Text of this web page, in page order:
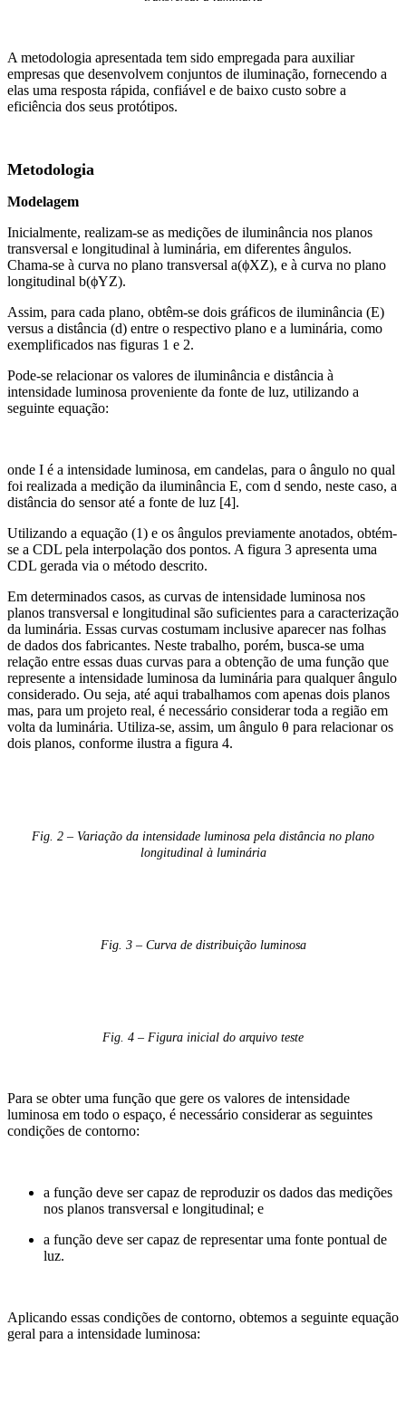
A metodologia apresentada tem sido empregada para auxiliar
empresas que desenvolvem conjuntos de iluminação, fornecendo a
elas uma resposta rápida, confiável e de baixo custo sobre a
eficiência dos seus protótipos.
Metodologia
Modelagem
Inicialmente, realizam-se as medições de iluminância nos planos
transversal e longitudinal à luminária, em diferentes ângulos.
Chama-se à curva no plano transversal a(ϕXZ), e à curva no plano
longitudinal b(ϕYZ).
Assim, para cada plano, obtêm-se dois gráficos de iluminância (E)
versus a distância (d) entre o respectivo plano e a luminária, como
exemplificados nas figuras 1 e 2.
Pode-se relacionar os valores de iluminância e distância à
intensidade luminosa proveniente da fonte de luz, utilizando a
seguinte equação:
onde I é a intensidade luminosa, em candelas, para o ângulo no qual
foi realizada a medição da iluminância E, com d sendo, neste caso, a
distância do sensor até a fonte de luz [4].
Utilizando a equação (1) e os ângulos previamente anotados, obtém-
se a CDL pela interpolação dos pontos. A figura 3 apresenta uma
CDL gerada via o método descrito.
Em determinados casos, as curvas de intensidade luminosa nos
planos transversal e longitudinal são suficientes para a caracterização
da luminária. Essas curvas costumam inclusive aparecer nas folhas
de dados dos fabricantes. Neste trabalho, porém, busca-se uma
relação entre essas duas curvas para a obtenção de uma função que
represente a intensidade luminosa da luminária para qualquer ângulo
considerado. Ou seja, até aqui trabalhamos com apenas dois planos
mas, para um projeto real, é necessário considerar toda a região em
volta da luminária. Utiliza-se, assim, um ângulo θ para relacionar os
dois planos, conforme ilustra a figura 4.
Fig. 2 – Variação da intensidade luminosa pela distância no plano
longitudinal à luminária
Fig. 3 – Curva de distribuição luminosa
Fig. 4 – Figura inicial do arquivo teste
Para se obter uma função que gere os valores de intensidade
luminosa em todo o espaço, é necessário considerar as seguintes
condições de contorno:
a função deve ser capaz de reproduzir os dados das medições
nos planos transversal e longitudinal; e
a função deve ser capaz de representar uma fonte pontual de
luz.
Aplicando essas condições de contorno, obtemos a seguinte equação
geral para a intensidade luminosa: